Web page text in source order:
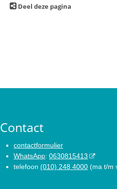
Deel deze pagina
Contact
contactformulier
WhatsApp: 0630815413
telefoon (010) 248 4000 (ma t/m